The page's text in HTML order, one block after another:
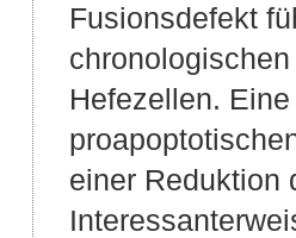
Fusionsdefekt
Hefezellen.
einer Reduktion